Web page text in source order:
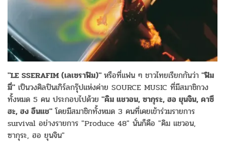
"LE SSERAFIM (เลเซราฟิม)" หรือที่แฟน ๆ ชาวไทยเรียกกันว่า "ฟิม
มี่" เป็นวงศิลปินเกิร์ลกรุ๊ปแห่งค่าย SOURCE MUSIC ที่มีสมาชิกวง
ทั้งหมด 5 คน ประกอบไปด้วย "คิม แชวอน, ซากุระ, ฮอ ยุนจิน, คาซึ
ฮะ, ฮง อึนแช" โดยมีสมาชิกทั้งหมด 3 คนที่เคยเข้าร่วมรายการ
survival อย่างรายการ "Produce 48" นั่นก็คือ "คิม แชวอน,
ซากุระ, ฮอ ยุนจิน"